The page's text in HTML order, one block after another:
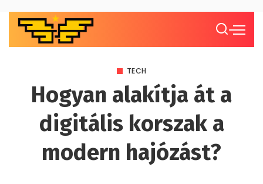
TECH
Hogyan alakítja át a
digitális korszak a
modern hajózást?